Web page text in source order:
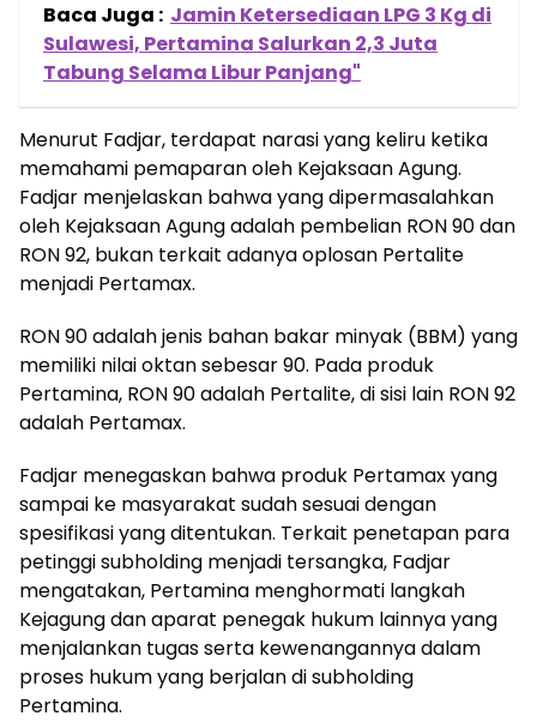
Baca Juga : Jamin Ketersediaan LPG 3 Kg di
Sulawesi, Pertamina Salurkan 2,3 Juta
Tabung Selama Libur Panjang"
Menurut Fadjar, terdapat narasi yang keliru ketika
memahami pemaparan oleh Kejaksaan Agung.
Fadjar menjelaskan bahwa yang dipermasalahkan
oleh Kejaksaan Agung adalah pembelian RON 90 dan
RON 92, bukan terkait adanya oplosan Pertalite
menjadi Pertamax.
RON 90 adalah jenis bahan bakar minyak (BBM) yang
memiliki nilai oktan sebesar 90. Pada produk
Pertamina, RON 90 adalah Pertalite, di sisi lain RON 92
adalah Pertamax.
Fadjar menegaskan bahwa produk Pertamax yang
sampai ke masyarakat sudah sesuai dengan
spesifikasi yang ditentukan. Terkait penetapan para
petinggi subholding menjadi tersangka, Fadjar
mengatakan, Pertamina menghormati langkah
Kejagung dan aparat penegak hukum lainnya yang
menjalankan tugas serta kewenangannya dalam
proses hukum yang berjalan di subholding
Pertamina.